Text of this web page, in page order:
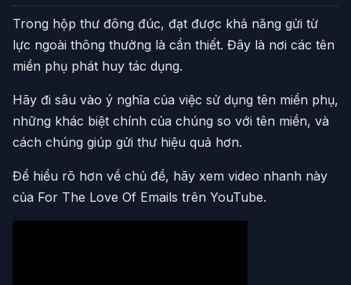
Trong hộp thư đông đúc, đạt được khả năng gửi từ
lực ngoài thông thường là cần thiết. Đây là nơi các tên
miền phụ phát huy tác dụng.
Hãy đi sâu vào ý nghĩa của việc sử dụng tên miền phụ,
những khác biệt chính của chúng so với tên miền, và
cách chúng giúp gửi thư hiệu quả hơn.
Để hiểu rõ hơn về chủ đề, hãy xem video nhanh này
của For The Love Of Emails trên YouTube.